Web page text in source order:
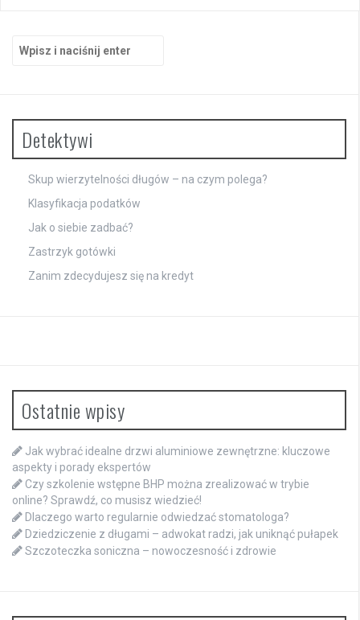
Szukaj:
Detektywi
Skup wierzytelności długów – na czym polega?
Klasyfikacja podatków
Jak o siebie zadbać?
Zastrzyk gotówki
Zanim zdecydujesz się na kredyt
Ostatnie wpisy
Jak wybrać idealne drzwi aluminiowe zewnętrzne: kluczowe
aspekty i porady ekspertów
Czy szkolenie wstępne BHP można zrealizować w trybie
online? Sprawdź, co musisz wiedzieć!
Dlaczego warto regularnie odwiedzać stomatologa?
Dziedziczenie z długami – adwokat radzi, jak uniknąć pułapek
Szczoteczka soniczna – nowoczesność i zdrowie